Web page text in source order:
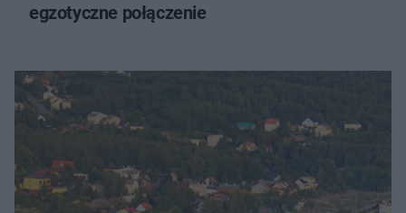
egzotyczne połączenie